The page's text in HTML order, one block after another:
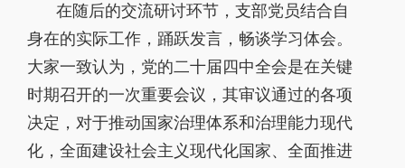
在随后的交流研讨环节，支部党员结合自
身在的实际工作，踊跃发言，畅谈学习体会。
大家一致认为，党的二十届四中全会是在关键
时期召开的一次重要会议，其审议通过的各项
决定，对于推动国家治理体系和治理能力现代
化，全面建设社会主义现代化国家、全面推进